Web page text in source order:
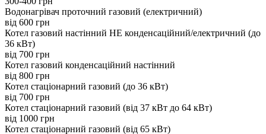
Водонагрівач проточний газовий (електричний)
вiд 600 грн
Котел газовий настінний НЕ конденсаційний/електричний (до
36 кВт)
вiд 700 грн
Котел газовий конденсаційний настінний
вiд 800 грн
Котел стаціонарний газовий (до 36 кВт)
вiд 700 грн
Котел стаціонарний газовий (від 37 кВт до 64 кВт)
вiд 1000 грн
Котел стаціонарний газовий (від 65 кВт)